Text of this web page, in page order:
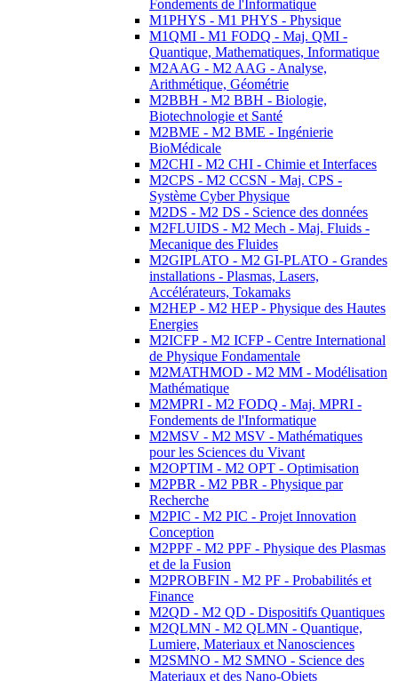
Fondements de l'Informatique
M1PHYS - M1 PHYS - Physique
M1QMI - M1 FODQ - Maj. QMI -
Quantique, Mathematiques, Informatique
M2AAG - M2 AAG - Analyse,
Arithmétique, Géométrie
M2BBH - M2 BBH - Biologie,
Biotechnologie et Santé
M2BME - M2 BME - Ingénierie
BioMédicale
M2CHI - M2 CHI - Chimie et Interfaces
M2CPS - M2 CCSN - Maj. CPS -
Système Cyber Physique
M2DS - M2 DS - Science des données
M2FLUIDS - M2 Mech - Maj. Fluids -
Mecanique des Fluides
M2GIPLATO - M2 GI-PLATO - Grandes
installations - Plasmas, Lasers,
Accélérateurs, Tokamaks
M2HEP - M2 HEP - Physique des Hautes
Energies
M2ICFP - M2 ICFP - Centre International
de Physique Fondamentale
M2MATHMOD - M2 MM - Modélisation
Mathématique
M2MPRI - M2 FODQ - Maj. MPRI -
Fondements de l'Informatique
M2MSV - M2 MSV - Mathématiques
pour les Sciences du Vivant
M2OPTIM - M2 OPT - Optimisation
M2PBR - M2 PBR - Physique par
Recherche
M2PIC - M2 PIC - Projet Innovation
Conception
M2PPF - M2 PPF - Physique des Plasmas
et de la Fusion
M2PROBFIN - M2 PF - Probabilités et
Finance
M2QD - M2 QD - Dispositifs Quantiques
M2QLMN - M2 QLMN - Quantique,
Lumiere, Materiaux et Nanosciences
M2SMNO - M2 SMNO - Science des
Materiaux et des Nano-Objets